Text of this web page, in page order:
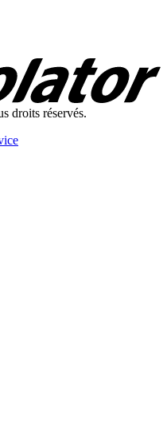
droits réservés.